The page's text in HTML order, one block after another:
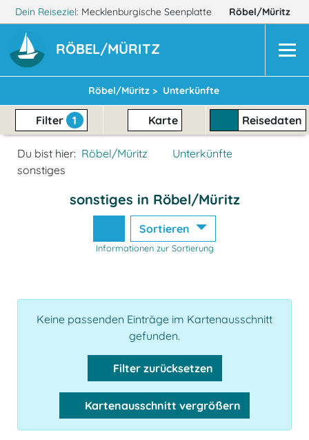
Dein Reiseziel: Mecklenburgische Seenplatte Röbel/Müritz
RÖBEL/MÜRITZ
Röbel/Müritz > Unterkünfte
Filter 1 Karte Reisedaten
Du bist hier: Röbel/Müritz
Unterkünfte
sonstiges
sonstiges in Röbel/Müritz
Sortieren
Informationen zur Sortierung
Keine passenden Einträge im Kartenausschnitt
gefunden.
Filter zurücksetzen
Kartenausschnitt vergrößern